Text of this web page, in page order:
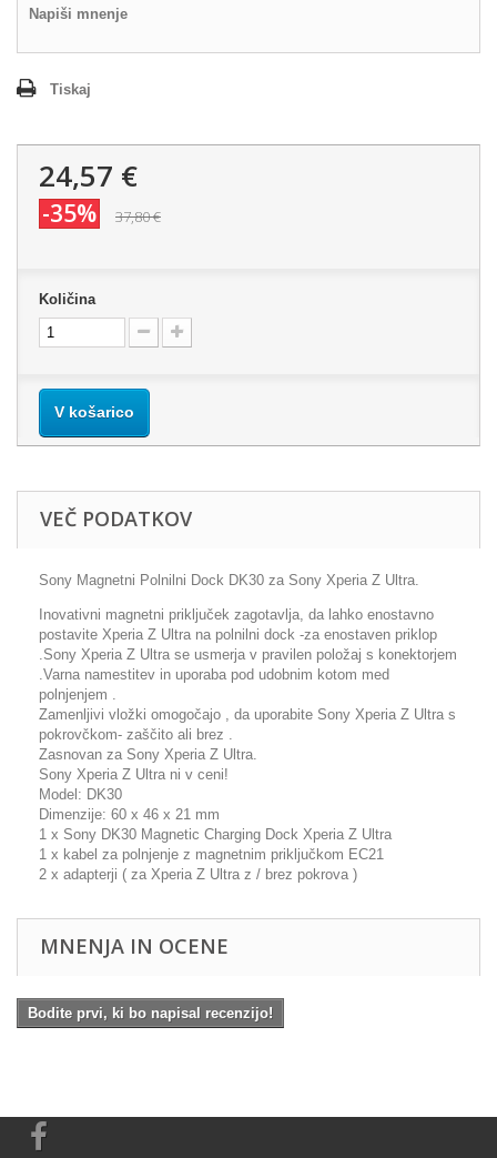
Napiši mnenje
Tiskaj
24,57 €
-35% 37,80 €
Količina
V košarico
VEČ PODATKOV
Sony Magnetni Polnilni Dock DK30 za Sony Xperia Z Ultra.
Inovativni magnetni priključek zagotavlja, da lahko enostavno
postavite Xperia Z Ultra na polnilni dock -za enostaven priklop
.Sony Xperia Z Ultra se usmerja v pravilen položaj s konektorjem
.Varna namestitev in uporaba pod udobnim kotom med
polnjenjem .
Zamenljivi vložki omogočajo , da uporabite Sony Xperia Z Ultra s
pokrovčkom- zaščito ali brez .
Zasnovan za Sony Xperia Z Ultra.
Sony Xperia Z Ultra ni v ceni!
Model: DK30
Dimenzije: 60 x 46 x 21 mm
1 x Sony DK30 Magnetic Charging Dock Xperia Z Ultra
1 x kabel za polnjenje z magnetnim priključkom EC21
2 x adapterji ( za Xperia Z Ultra z / brez pokrova )
MNENJA IN OCENE
Bodite prvi, ki bo napisal recenzijo!